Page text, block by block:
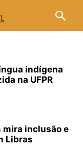
indígena
na UFPR
mira inclusão e
Libras